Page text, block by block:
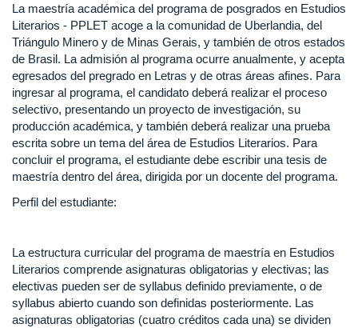
La maestría académica del programa de posgrados en Estudios
Literarios - PPLET acoge a la comunidad de Uberlandia, del
Triángulo Minero y de Minas Gerais, y también de otros estados
de Brasil. La admisión al programa ocurre anualmente, y acepta
egresados del pregrado en Letras y de otras áreas afines. Para
ingresar al programa, el candidato deberá realizar el proceso
selectivo, presentando un proyecto de investigación, su
producción académica, y también deberá realizar una prueba
escrita sobre un tema del área de Estudios Literarios. Para
concluir el programa, el estudiante debe escribir una tesis de
maestría dentro del área, dirigida por un docente del programa.
Perfil del estudiante:
La estructura curricular del programa de maestría en Estudios
Literarios comprende asignaturas obligatorias y electivas; las
electivas pueden ser de syllabus definido previamente, o de
syllabus abierto cuando son definidas posteriormente. Las
asignaturas obligatorias (cuatro créditos cada una) se dividen